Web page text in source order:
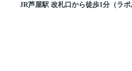
JR芦屋駅 改札口から徒歩1分（ラポ